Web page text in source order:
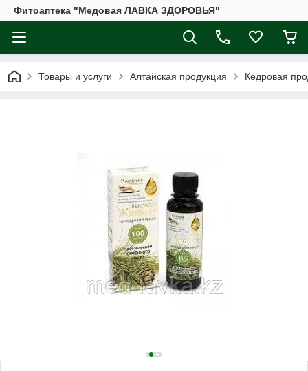
Фитоаптека "Медовая ЛАВКА ЗДОРОВЬЯ"
Товары и услуги Алтайская продукция Кедровая